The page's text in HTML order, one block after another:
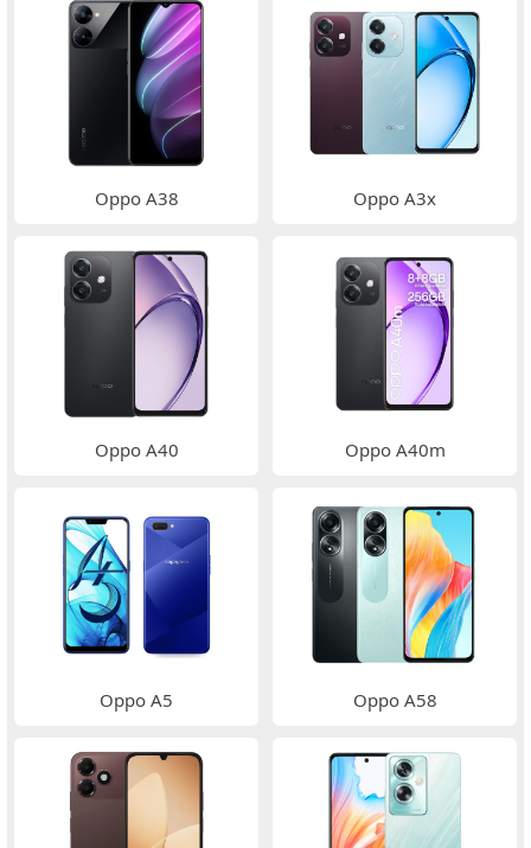
Oppo A38 Oppo A3x
Oppo A40 Oppo A40m
Oppo A5 Oppo A58